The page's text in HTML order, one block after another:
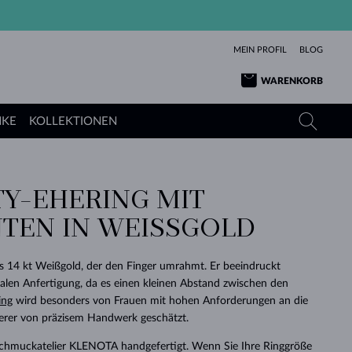
MEIN PROFIL BLOG
WARENKORB
RICHTIGEN
DURCHSEHEN
LIEBE
DURCHSEHEN
GELBGOLD
ROSÉGOLD
ANGEBOT
DURCHSEHEN
TANSANITE
TOPASE
TURMALINE
MOLDAVITESCHÖN
DURCHSEHEN
TURMALINE
MOLDAVITE
MINERALKETTEN
PERLEN ANHÄNGER
SIMPLEN
DINGE
ARMBÄNDER
DURCHSEHEN
PERLEN
DURCHSEHEN
SAPHIRE
SMARAGDE
MOLDAVITE
MINERALIEN
HOCHZEITSSCHMUCK
KLENOTA
DURCHSEHEN
SCHENKEN
DURCHSEHEN
KOLLEKTIONEN
KOLLEKTIONEN
DURCHSEHEN
EHERING MIT
IN WEISSGOLD
14 kt Weißgold, der den Finger umrahmt. Er beeindruckt
Anfertigung, da es einen kleinen Abstand zwischen den
wird besonders von Frauen mit hohen Anforderungen an die
von präzisem Handwerk geschätzt.
KLENOTA handgefertigt. Wenn Sie Ihre Ringgröße